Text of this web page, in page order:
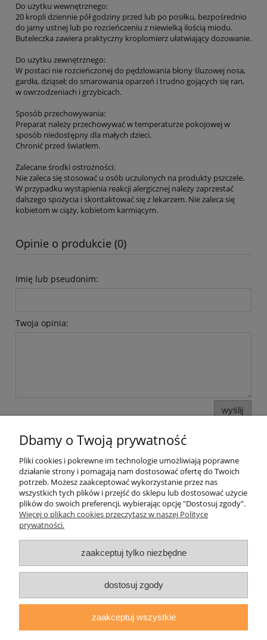
Do użytku wewnętrznego:
20 kropli dziennie pół godziny przed lub po posiłku, bezpośrednio
do jamy ustnej lub po rozcieńczeniu z niewielką ilością miodu.
Buteleczka zawiera praktyczny kroplomierz ułatwiający dozowanie.
Do użytku zewnętrznego:
W postaci nie rozcieńczonej do pędzlowania błony śluzowej nosa,
gardła, dziąseł; do smarowania oparzeń i trudno gojących się ran,
w owrzodzeniach i grzybicach.
Sposób przechowywania:
Preparat należy przechowywać w temperaturze pokojowej w
sposób niedostępny dla małych dzieci.
Chronić przed światłem.
Zalecane środki ostrożności:
Nie zaleca się stosować u osób uczulonych na produkty pszczele.
W przypadku wystąpienia reakcji alergicznej należy zaprzestać
dalszego spożycia i skontaktować się z lekarzem. Nie zaleca się
kobietom w ciąży, kobietom karmiącym.
Opinie o produkcie (0)
Imię lub pseudonim:
Twoja opinia:
wyślij
Pomoc
Moje konto
Informacje
O nas
ul. Grodzka Nr 23, 67-200 Głogów | woj. dolnośląskie
| tel.: 513093168 | email:sklep@daryziol.pl| NIP: 6921579498 |
Dbamy o Twoją prywatność
Pliki cookies i pokrewne im technologie umożliwiają poprawne
działanie strony i pomagają nam dostosować ofertę do Twoich
potrzeb. Możesz zaakceptować wykorzystanie przez nas
wszystkich tych plików i przejść do sklepu lub dostosować użycie
plików do swoich preferencji, wybierając opcję "Dostosuj zgody".
Więcej o plikach cookies przeczytasz w naszej Polityce
prywatności.
zaakceptuj tylko niezbędne
dostosuj zgody
zaakceptuj wszystkie